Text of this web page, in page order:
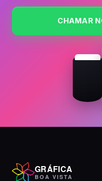
CHAMAR
GRÁFICA
BOA VISTA